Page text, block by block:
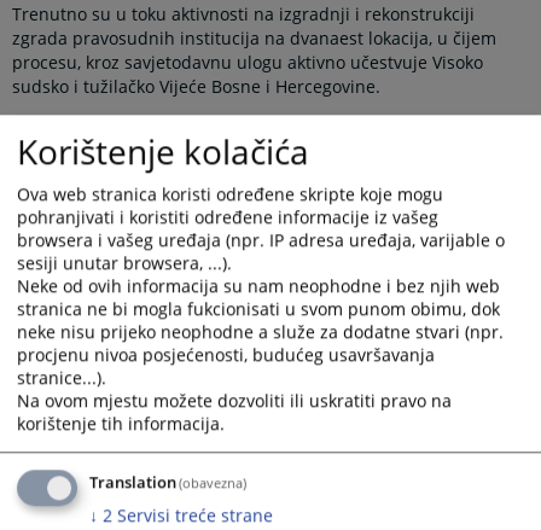
Trenutno su u toku aktivnosti na izgradnji i rekonstrukciji
zgrada pravosudnih institucija na dvanaest lokacija, u čijem
procesu, kroz savjetodavnu ulogu aktivno učestvuje Visoko
sudsko i tužilačko Vijeće Bosne i Hercegovine.
VSTV BiH je shodno nadležnostima i stečenom višegodišnjem
iskustvu u pogledu unapređenja radnih uslova u pravosudnim
institucijama u BiH, aktivno pružalo savjetodavnu podršku
sudovima u pogledu pripreme projektne dokumentacije i
realizacije kapitalnih ulaganja u cijeloj BiH.
Istovremeno, sudovi u procesu kapitalnih ulaganja aktivno
primjenjuju Priručnik za izradu programa tekućeg i
investicionog održavanja sudskih zgrada, kao i Smjernice za
projektovanje sudskih zgrada, koje sudovi koriste pri izradi
projektnih dokumentacija.
U toku su aktivnosti na izmještanju zgrade Kantonalnog suda u
Novom Travniku na novu lokaciju, kao i nastavak izgradnje
zgrade u Vitezu u kojoj će biti smješteno Odjeljenje Općinskog
suda u Travniku, a uskoro se očekuje početak radova na
izgradnji nove zgrade Općinskog suda u Lukavcu.
Također, u toku su radovi na dogradnji zgrade Općinskog suda
Korištenje kolačića
Ova web stranica koristi određene skripte koje mogu
pohranjivati i koristiti određene informacije iz vašeg
browsera i vašeg uređaja (npr. IP adresa uređaja, varijable o
sesiji unutar browsera, ...).
Neke od ovih informacija su nam neophodne i bez njih web
stranica ne bi mogla fukcionisati u svom punom obimu, dok
neke nisu prijeko neophodne a služe za dodatne stvari (npr.
procjenu nivoa posjećenosti, budućeg usavršavanja
stranice...).
Na ovom mjestu možete dozvoliti ili uskratiti pravo na
korištenje tih informacija.
Translation(obavezna)
↓ 2 Servisi treće strane